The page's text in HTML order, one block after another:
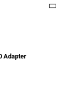
Adapter